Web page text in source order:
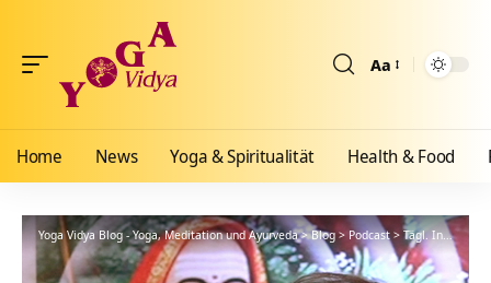
Aa
Home News Yoga & Spiritualität Health & Food
Yoga Vidya Blog - Yoga, Meditation und Ayurveda>Blog> Podcast> Tägl. Inspiration